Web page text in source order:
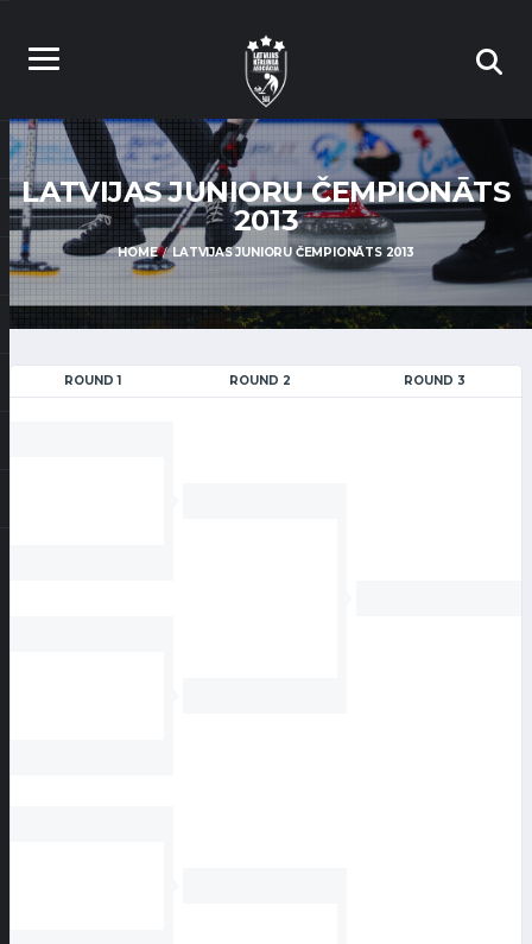
LATVIJAS JUNIORU ČEMPIONĀTS
2013
HOME LATVIJAS JUNIORU ČEMPIONĀTS 2013
ROUND 1 ROUND 2 ROUND 3